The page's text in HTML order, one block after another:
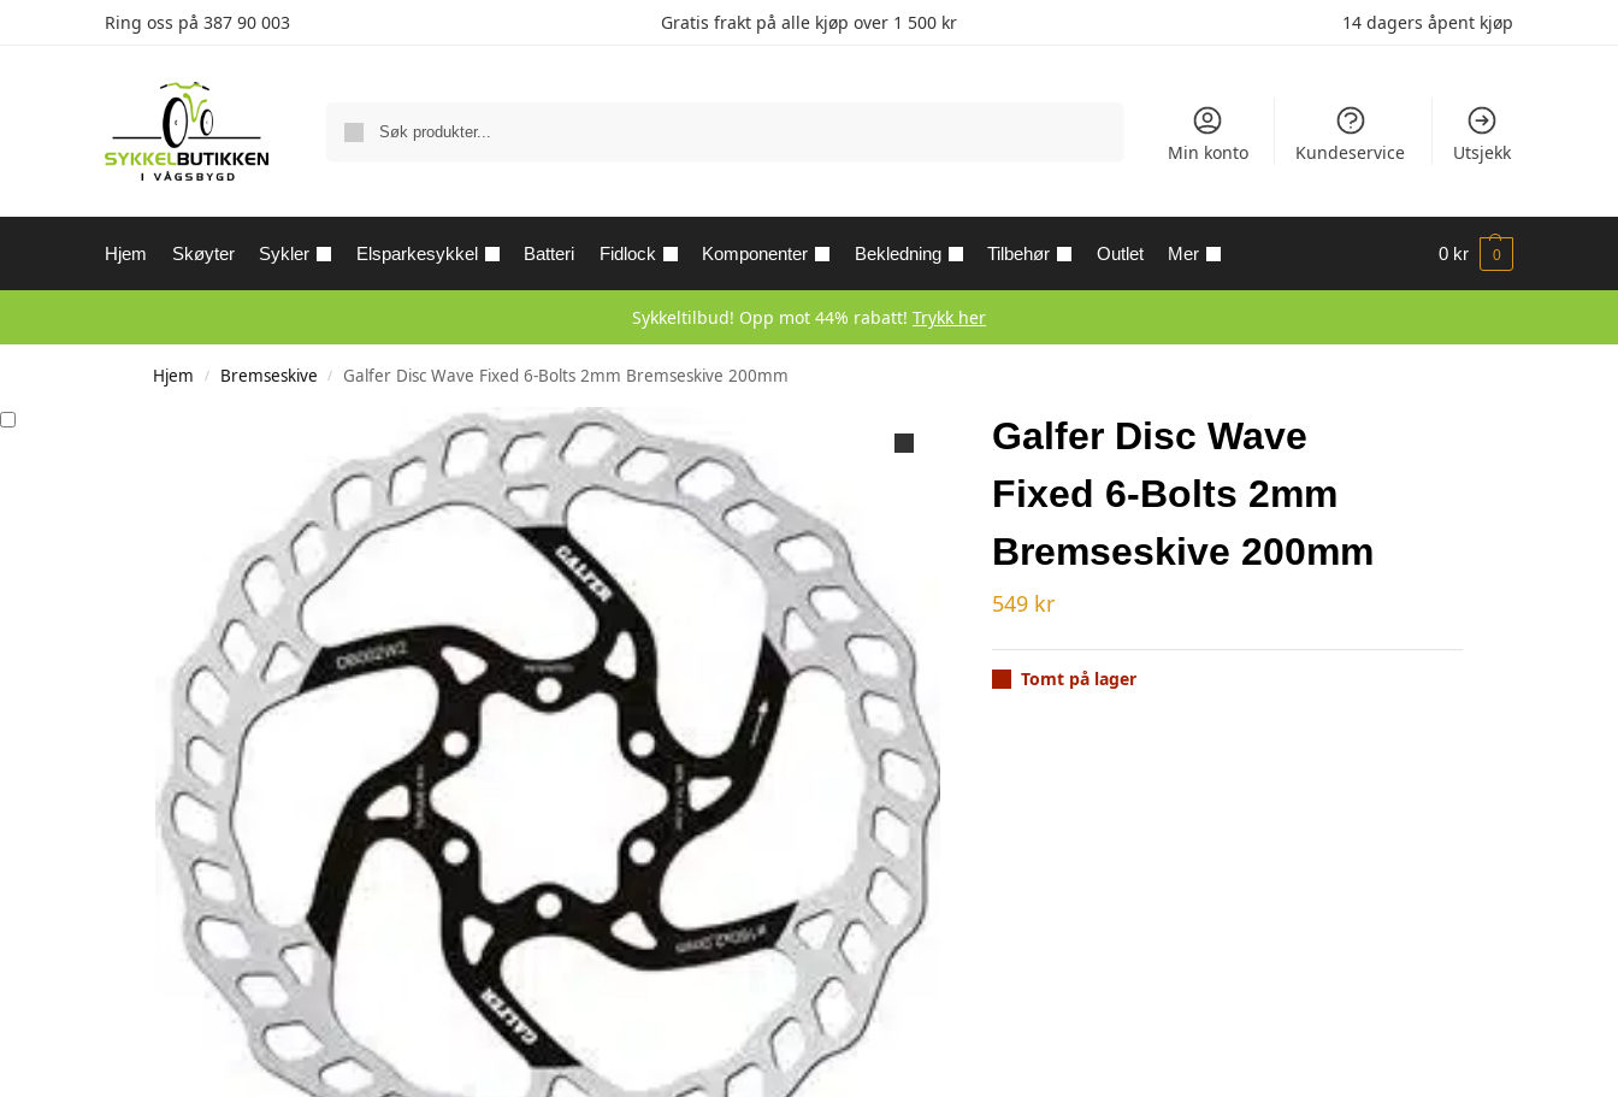
Ring oss på 387 90 003 Gratis frakt på alle kjøp over 1 500 kr 14 dagers åpent kjøp
Min konto Kundeservice Utsjekk
Hjem Skøyter Sykler Elsparkesykkel Batteri Fidlock Komponenter Bekledning Tilbehør Outlet Mer 0 kr 0
Sykkeltilbud! Opp mot 44% rabatt! Trykk her
Hjem / Bremseskive / Galfer Disc Wave Fixed 6-Bolts 2mm Bremseskive 200mm
Galfer Disc Wave
Fixed 6-Bolts 2mm
Bremseskive 200mm
549 kr
Tomt på lager